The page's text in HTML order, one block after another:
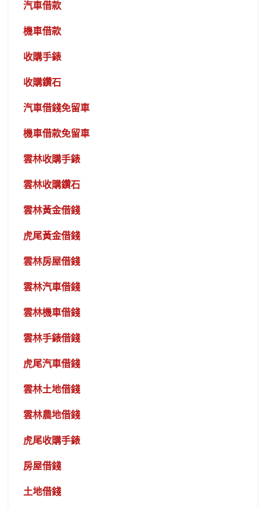
汽車借款
機車借款
收購手錶
收購鑽石
汽車借錢免留車
機車借款免留車
雲林收購手錶
雲林收購鑽石
雲林黃金借錢
虎尾黃金借錢
雲林房屋借錢
雲林汽車借錢
雲林機車借錢
雲林手錶借錢
虎尾汽車借錢
雲林土地借錢
雲林農地借錢
虎尾收購手錶
房屋借錢
土地借錢